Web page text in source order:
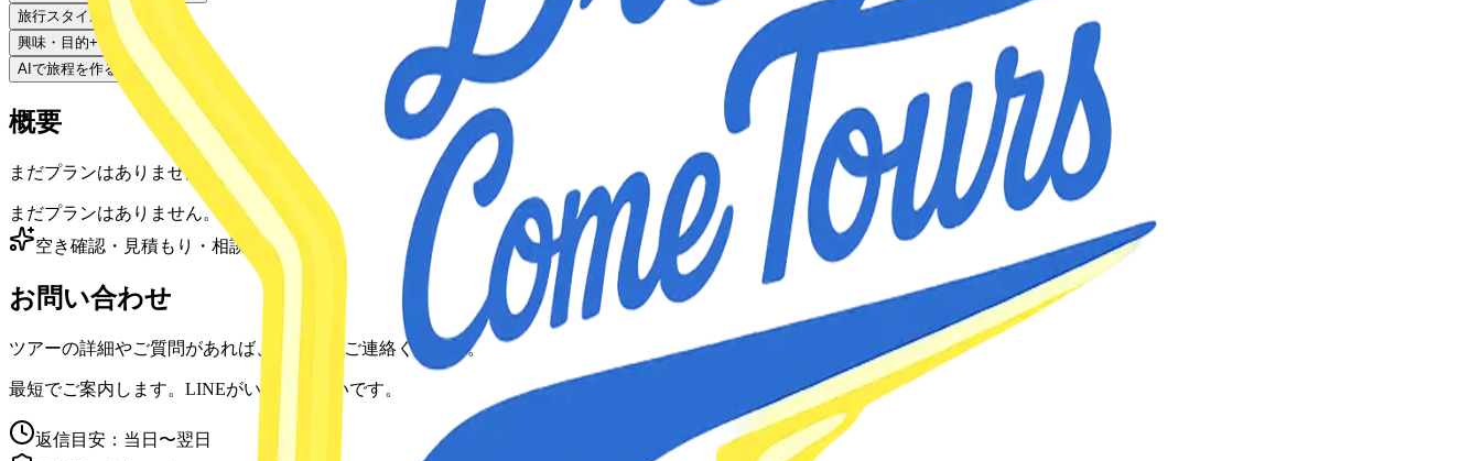
旅行スタイル
+
興味・目的+
AIで旅程を作る
概要
まだプランはありません。
まだプランはありません。
空き確認・見積もり・相談はここから
お問い合わせ
ツアーの詳細やご質問があれば、お気軽にご連絡ください。
最短でご案内します。LINEがいちばん早いです。
返信目安：当日〜翌日